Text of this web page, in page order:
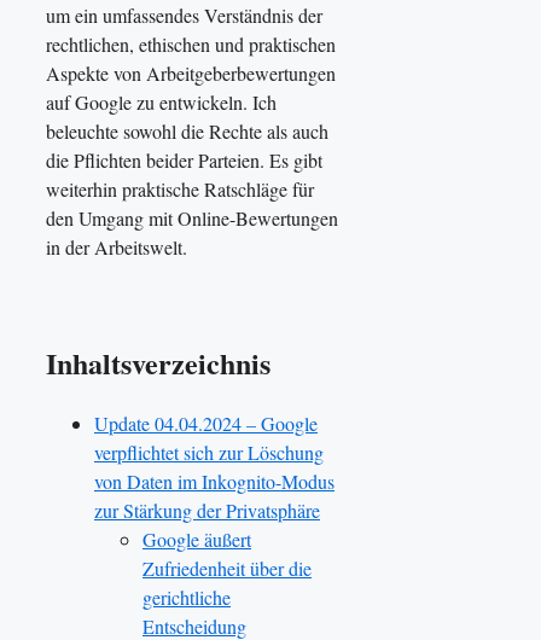
um ein umfassendes Verständnis der
rechtlichen, ethischen und praktischen
Aspekte von Arbeitgeberbewertungen
auf Google zu entwickeln. Ich
beleuchte sowohl die Rechte als auch
die Pflichten beider Parteien. Es gibt
weiterhin praktische Ratschläge für
den Umgang mit Online-Bewertungen
in der Arbeitswelt.
Inhaltsverzeichnis
Update 04.04.2024 – Google
verpflichtet sich zur Löschung
von Daten im Inkognito-Modus
zur Stärkung der Privatsphäre
Google äußert
Zufriedenheit über die
gerichtliche
Entscheidung